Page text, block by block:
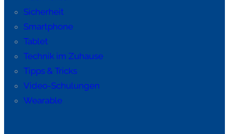
Sicherheit
Smartphone
Tablet
Technik im Zuhause
Tipps & Tricks
Video-Schulungen
Wearable